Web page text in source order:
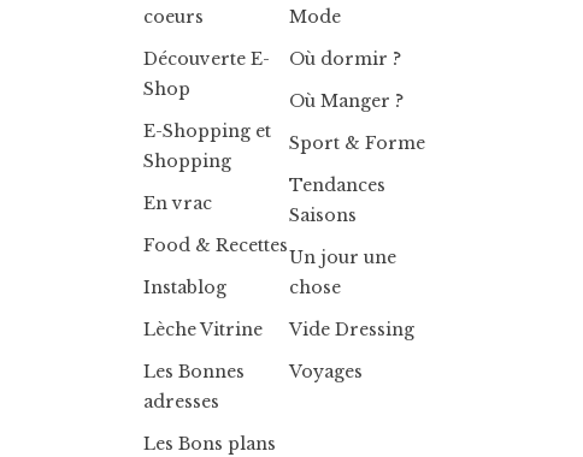
coeurs
Découverte E-
Shop
E-Shopping et
Shopping
En vrac
Food & Recettes
Instablog
Lèche Vitrine
Les Bonnes
adresses
Les Bons plans
Mode
Où dormir ?
Où Manger ?
Sport & Forme
Tendances
Saisons
Un jour une
chose
Vide Dressing
Voyages